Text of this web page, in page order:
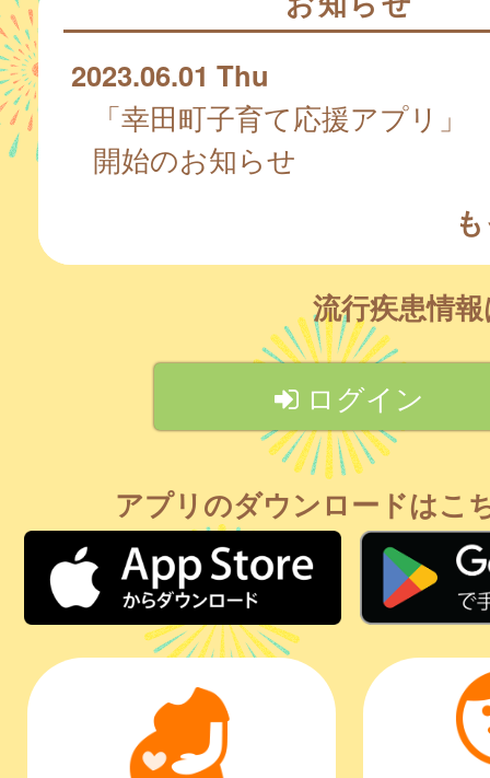
2023.06.01 Thu
「幸田町子育て応援アプリ」
開始のお知らせ
流行疾患情
ログイン
アプリのダウンロードはこ